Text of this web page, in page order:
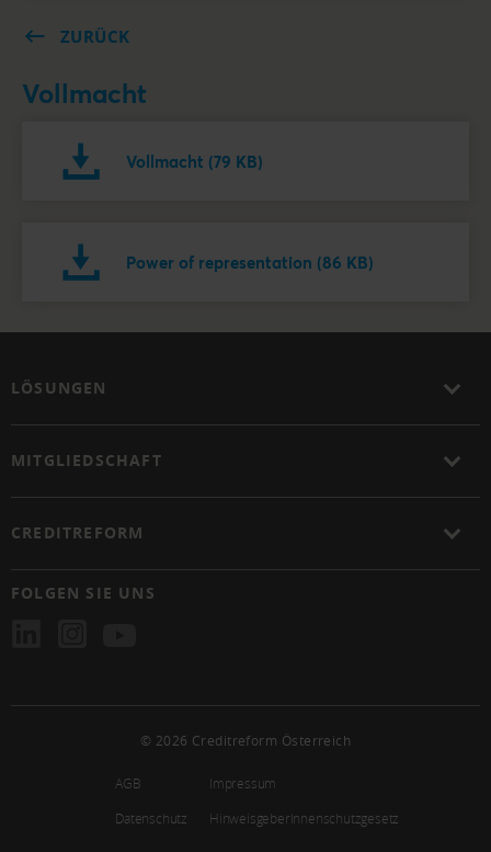
ZURÜCK
Vollmacht
Vollmacht (79 KB)
Power of representation (86 KB)
LÖSUNGEN
MITGLIEDSCHAFT
CREDITREFORM
FOLGEN SIE UNS
© 2026 Creditreform Österreich
AGB
Impressum
Datenschutz
HinweisgeberInnenschutzgesetz